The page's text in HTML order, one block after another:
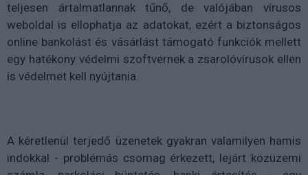
teljesen ártalmatlannak tűnő, de valójában vírusos
weboldal is ellophatja az adatokat, ezért a biztonságos
online bankolást és vásárlást támogató funkciók mellett
egy hatékony védelmi szoftvernek a zsarolóvírusok ellen
is védelmet kell nyújtania.
A kéretlenül terjedő üzenetek gyakran valamilyen hamis
indokkal - problémás csomag érkezett, lejárt közüzemi